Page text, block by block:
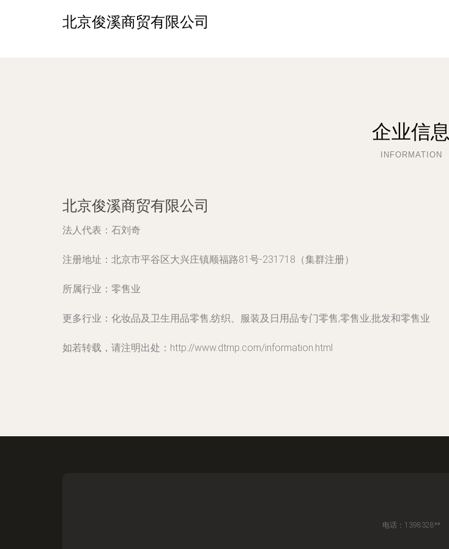
北京俊溪商贸有限公司
企业信息
INFORMATION
北京俊溪商贸有限公司
法人代表： 石刘奇
注册地址： 北京市平谷区大兴庄镇顺福路81号-231718（集群注册）
所属行业： 零售业
更多行业： 化妆品及卫生用品零售,纺织、服装及日用品专门零售,零售业,批发和零售业
如若转载，请注明出处：http://www.dtrnp.com/information.html
电话：1398328**